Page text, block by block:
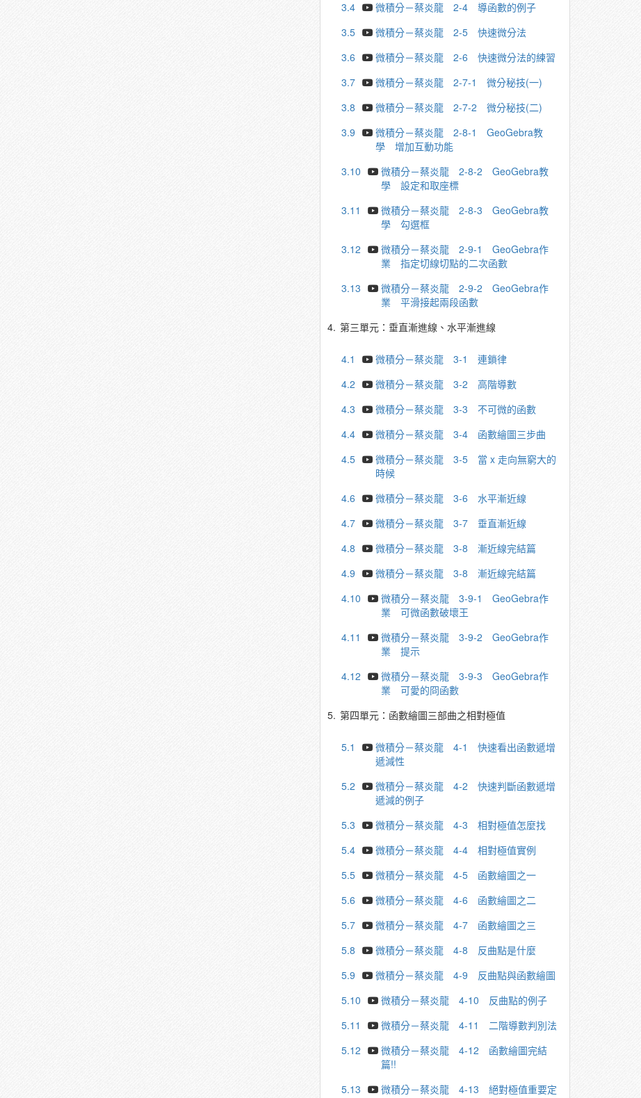
3.4
微積分－蔡炎龍 2-4 導函數的例子
3.5
微積分－蔡炎龍 2-5 快速微分法
3.6
微積分－蔡炎龍 2-6 快速微分法的練習
3.7
微積分－蔡炎龍 2-7-1 微分秘技(一)
3.8
微積分－蔡炎龍 2-7-2 微分秘技(二)
3.9
微積分－蔡炎龍 2-8-1 GeoGebra教
學 增加互動功能
3.10
微積分－蔡炎龍 2-8-2 GeoGebra教
學 設定和取座標
3.11
微積分－蔡炎龍 2-8-3 GeoGebra教
學 勾選框
3.12
微積分－蔡炎龍 2-9-1 GeoGebra作
業 指定切線切點的二次函數
3.13
微積分－蔡炎龍 2-9-2 GeoGebra作
業 平滑接起兩段函數
4. 第三單元：垂直漸進線、水平漸進線
4.1
微積分－蔡炎龍 3-1 連鎖律
4.2
微積分－蔡炎龍 3-2 高階導數
4.3
微積分－蔡炎龍 3-3 不可微的函數
4.4
微積分－蔡炎龍 3-4 函數繪圖三步曲
4.5
微積分－蔡炎龍 3-5 當 x 走向無窮大的
時候
4.6
微積分－蔡炎龍 3-6 水平漸近線
4.7
微積分－蔡炎龍 3-7 垂直漸近線
4.8
微積分－蔡炎龍 3-8 漸近線完結篇
4.9
微積分－蔡炎龍 3-8 漸近線完結篇
4.10
微積分－蔡炎龍 3-9-1 GeoGebra作
業 可微函數破壞王
4.11
微積分－蔡炎龍 3-9-2 GeoGebra作
業 提示
4.12
微積分－蔡炎龍 3-9-3 GeoGebra作
業 可愛的冏函數
5. 第四單元：函數繪圖三部曲之相對極值
5.1
微積分－蔡炎龍 4-1 快速看出函數遞增
遞減性
5.2
微積分－蔡炎龍 4-2 快速判斷函數遞增
遞減的例子
5.3
微積分－蔡炎龍 4-3 相對極值怎麼找
5.4
微積分－蔡炎龍 4-4 相對極值實例
5.5
微積分－蔡炎龍 4-5 函數繪圖之一
5.6
微積分－蔡炎龍 4-6 函數繪圖之二
5.7
微積分－蔡炎龍 4-7 函數繪圖之三
5.8
微積分－蔡炎龍 4-8 反曲點是什麼
5.9
微積分－蔡炎龍 4-9 反曲點與函數繪圖
5.10
微積分－蔡炎龍 4-10 反曲點的例子
5.11
微積分－蔡炎龍 4-11 二階導數判別法
5.12
微積分－蔡炎龍 4-12 函數繪圖完結
篇!!
5.13
微積分－蔡炎龍 4-13 絕對極值重要定